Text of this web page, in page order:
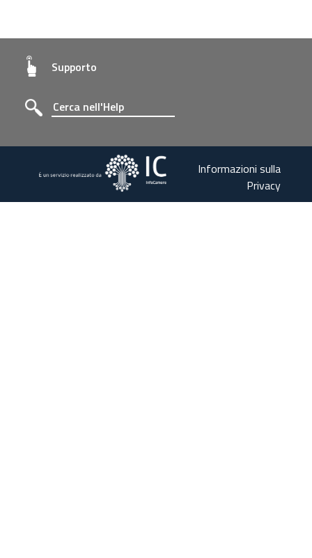
Supporto
Informazioni sulla
Privacy